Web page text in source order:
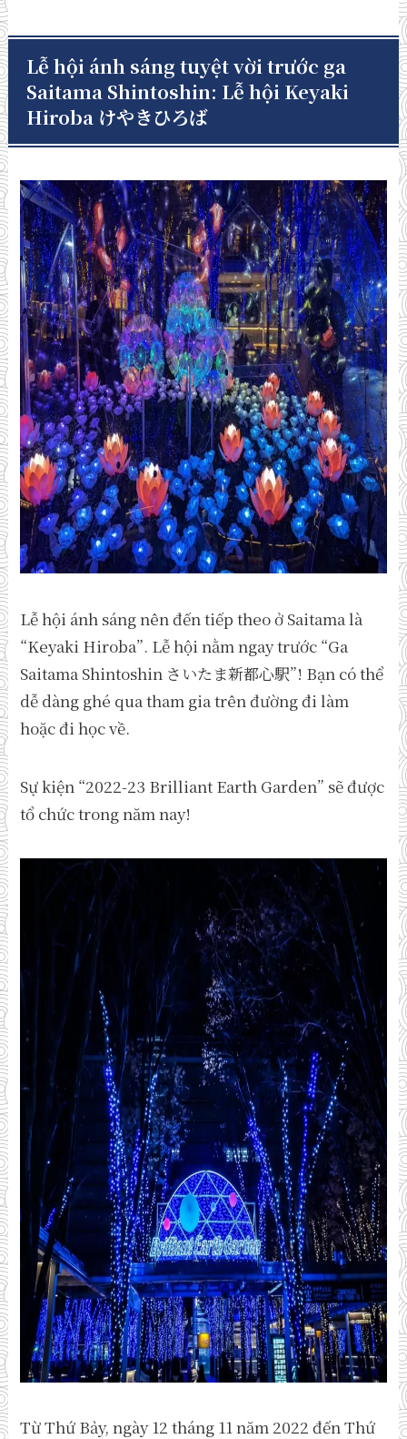
Lễ hội ánh sáng tuyệt vời trước ga
Saitama Shintoshin: Lễ hội Keyaki
Hiroba けやきひろば
Lễ hội ánh sáng nên đến tiếp theo ở Saitama là
“Keyaki Hiroba”. Lễ hội nằm ngay trước “Ga
Saitama Shintoshin さいたま新都心駅”! Bạn có thể
dễ dàng ghé qua tham gia trên đường đi làm
hoặc đi học về.
Sự kiện “2022-23 Brilliant Earth Garden” sẽ được
tổ chức trong năm nay!
Từ Thứ Bảy, ngày 12 tháng 11 năm 2022 đến Thứ